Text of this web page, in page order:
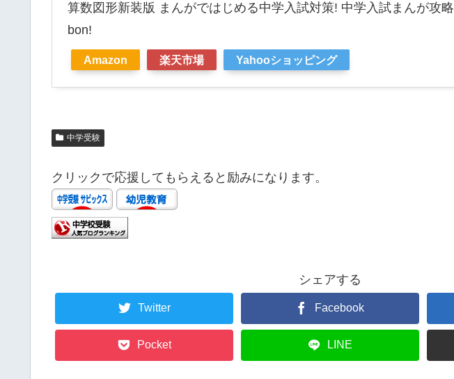
算数図形新装版 まんがではじめる中学入試対策! 中学入試まんが攻略
bon!
Amazon 楽天市場 Yahooショッピング
中学受験
クリックで応援してもらえると励みになります。
シェアする
Twitter Facebook
Pocket LINE